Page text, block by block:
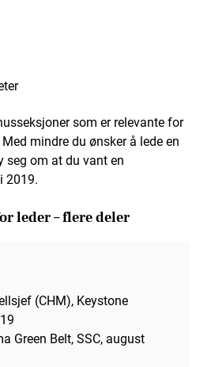
som er relevante for
mindre du ønsker å lede en
seg om at du vant en
2019.
leder – flere deler
(CHM), Keystone
Green Belt, SSC, august